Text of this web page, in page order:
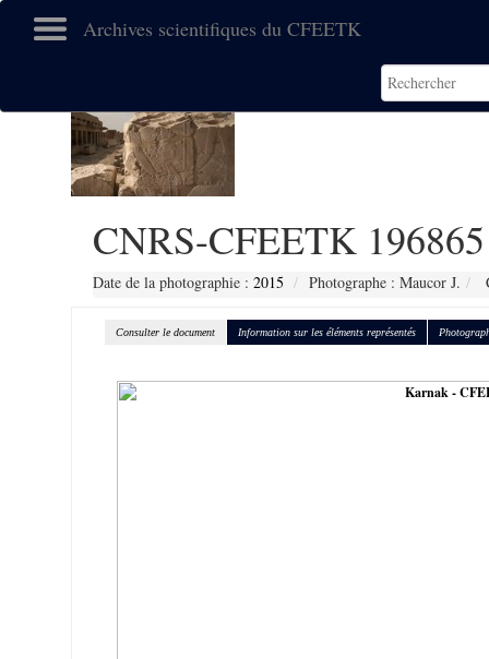
Archives scientifiques du CFEETK
CNRS-CFEETK 196865
Date de la photographie : 2015 Photographe : Maucor J.
Consulter le document Information sur les éléments représentés